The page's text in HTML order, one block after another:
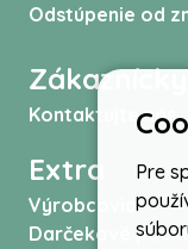
Odstúpenie od
Kontaktujte nás
Extra
Výrobcovia
Darčekové
Pre